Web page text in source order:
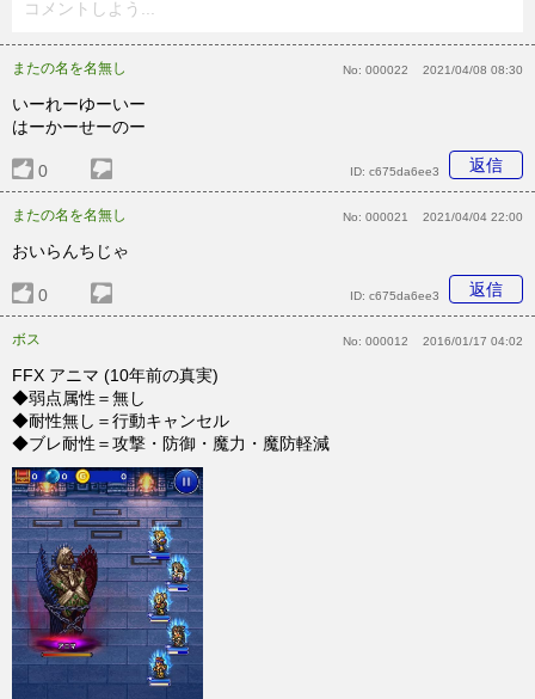
コメントしよう...
またの名を名無し No: 000022 2021/04/08 08:30
いーれーゆーいー
はーかーせーのー
0 返信
ID: c675da6ee3
またの名を名無し No: 000021 2021/04/04 22:00
おいらんちじゃ
0 返信
ID: c675da6ee3
ボス No: 000012 2016/01/17 04:02
FFX アニマ (10年前の真実)
◆弱点属性＝無し
◆耐性無し＝行動キャンセル
◆ブレ耐性＝攻撃・防御・魔力・魔防軽減